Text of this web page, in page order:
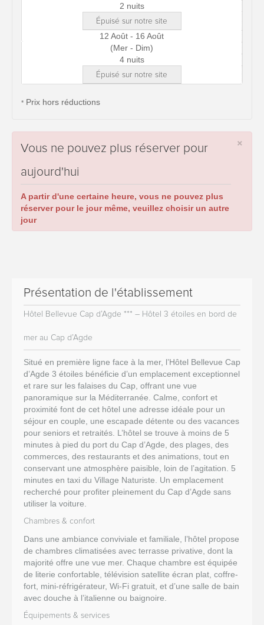
2 nuits
Épuisé sur notre site
12 Août - 16 Août
(Mer - Dim)
4 nuits
Épuisé sur notre site
* Prix hors réductions
×
Vous ne pouvez plus réserver pour
aujourd'hui
A partir d'une certaine heure, vous ne pouvez plus
réserver pour le jour même, veuillez choisir un autre
jour
Présentation de l'établissement
Hôtel Bellevue Cap d’Agde *** – Hôtel 3 étoiles en bord de
mer au Cap d’Agde
Situé en première ligne face à la mer, l’Hôtel Bellevue Cap
d’Agde 3 étoiles bénéficie d’un emplacement exceptionnel
et rare sur les falaises du Cap, offrant une vue
panoramique sur la Méditerranée. Calme, confort et
proximité font de cet hôtel une adresse idéale pour un
séjour en couple, une escapade détente ou des vacances
pour seniors et retraités. L’hôtel se trouve à moins de 5
minutes à pied du port du Cap d’Agde, des plages, des
commerces, des restaurants et des animations, tout en
conservant une atmosphère paisible, loin de l’agitation. 5
minutes en taxi du Village Naturiste. Un emplacement
recherché pour profiter pleinement du Cap d’Agde sans
utiliser la voiture.
Chambres & confort
Dans une ambiance conviviale et familiale, l’hôtel propose
de chambres climatisées avec terrasse privative, dont la
majorité offre une vue mer. Chaque chambre est équipée
de literie confortable, télévision satellite écran plat, coffre-
fort, mini-réfrigérateur, Wi-Fi gratuit, et d’une salle de bain
avec douche à l’italienne ou baignoire.
Équipements & services